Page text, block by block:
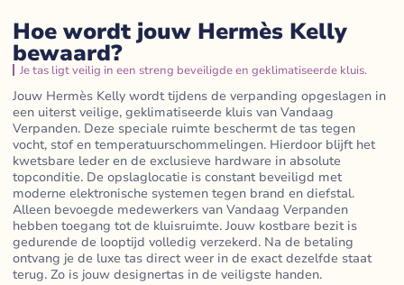
Hoe wordt jouw Hermès Kelly
bewaard?
Je tas ligt veilig in een streng beveiligde en geklimatiseerde kluis.
Jouw Hermès Kelly wordt tijdens de verpanding opgeslagen in
een uiterst veilige, geklimatiseerde kluis van Vandaag
Verpanden. Deze speciale ruimte beschermt de tas tegen
vocht, stof en temperatuurschommelingen. Hierdoor blijft het
kwetsbare leder en de exclusieve hardware in absolute
topconditie. De opslaglocatie is constant beveiligd met
moderne elektronische systemen tegen brand en diefstal.
Alleen bevoegde medewerkers van Vandaag Verpanden
hebben toegang tot de kluisruimte. Jouw kostbare bezit is
gedurende de looptijd volledig verzekerd. Na de betaling
ontvang je de luxe tas direct weer in de exact dezelfde staat
terug. Zo is jouw designertas in de veiligste handen.